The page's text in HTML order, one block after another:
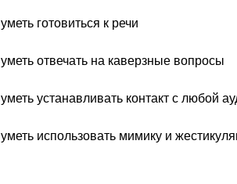
уметь готовиться к речи
уметь отвечать на каверзные вопросы
уметь устанавливать контакт с любой
уметь использовать мимику и